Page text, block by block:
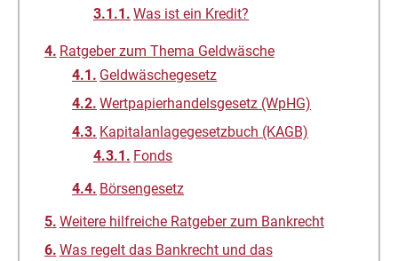
Was ist ein Kredit?
Ratgeber zum Thema Geldwäsche
Geldwäschegesetz
Wertpapierhandelsgesetz (WpHG)
Kapitalanlagegesetzbuch (KAGB)
Fonds
Börsengesetz
Weitere hilfreiche Ratgeber zum Bankrecht
Was regelt das Bankrecht und das